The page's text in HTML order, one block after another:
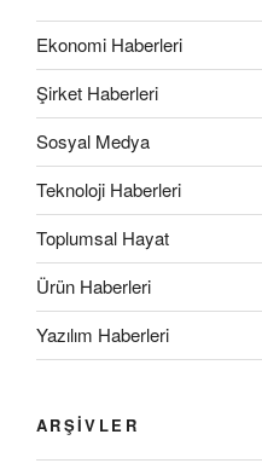
Ekonomi Haberleri
Şirket Haberleri
Sosyal Medya
Teknoloji Haberleri
Toplumsal Hayat
Ürün Haberleri
Yazılım Haberleri
ARŞIVLER